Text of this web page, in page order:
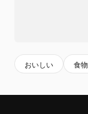
おいしい 食物